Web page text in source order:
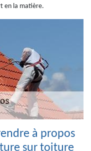
en la matière.
à propos
sur toiture